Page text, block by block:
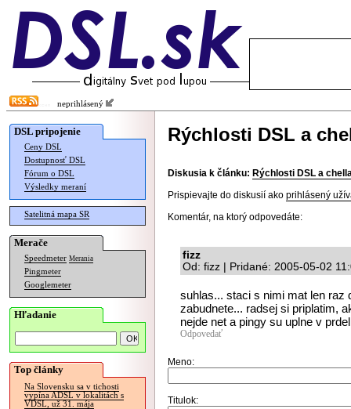
neprihlásený
DSL pripojenie
Ceny DSL
Dostupnosť DSL
Fórum o DSL
Výsledky meraní
Satelitná mapa SR
Merače
Speedmeter Merania
Pingmeter
Googlemeter
Hľadanie
Top články
Na Slovensku sa v tichosti
vypína ADSL v lokalitách s
VDSL, už 31. mája
Rýchlosti DSL a
Diskusia k článku: Rýchlosti DSL a
Prispievajte do diskusií ako prihlásený
Komentár, na ktorý odpovedáte:
fizz
Od: fizz | Pridané: 2005-05-02
suhlas... staci s nimi mat len raz
zabudnete... radsej si priplatim,
nejde net a pingy su uplne v
Odpovedať
Meno:
Titulok: